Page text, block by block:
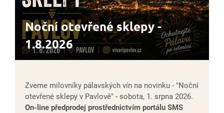
Noční otevřené sklepy -
1.8.2026
Zveme milovníky pálavských vín na novinku - "Noční
otevřené sklepy v Pavlově" - sobota, 1. srpna 2026.
On-line předprodej prostřednictvím portálu SMS